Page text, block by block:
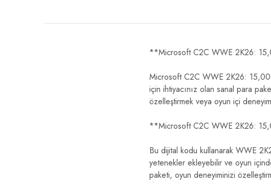
**Microsoft C2C WWE 2K26:
Microsoft C2C WWE 2K26:
için ihtiyacınız olan sanal para
özelleştirmek veya oyun içi
**Microsoft C2C WWE 2K26:
Bu dijital kodu kullanarak WWE
yetenekler ekleyebilir ve oyun
paketi, oyun deneyiminizi